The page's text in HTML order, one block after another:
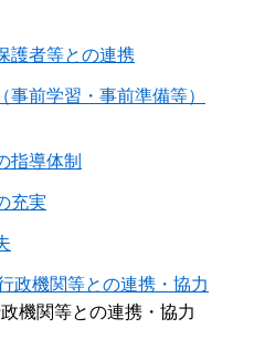
者等との連携
前学習・事前準備等）
導体制
充実
機関等との連携・協力
機関等との連携・協力